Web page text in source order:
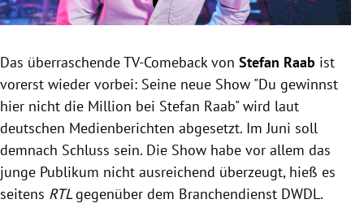
Untermenü
Untermenü
Das überraschende TV-Comeback von Stefan Raab ist
vorerst wieder vorbei: Seine neue Show "Du gewinnst
hier nicht die Million bei Stefan Raab" wird laut
deutschen Medienberichten abgesetzt. Im Juni soll
demnach Schluss sein. Die Show habe vor allem das
junge Publikum nicht ausreichend überzeugt, hieß es
seitens RTLgegenüber dem Branchendienst DWDL.